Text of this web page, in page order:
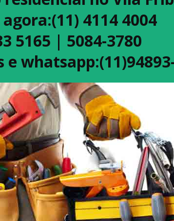
4114 4004
5165 | 5084-3780
e